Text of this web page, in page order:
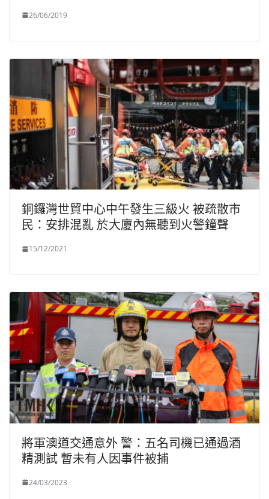
26/06/2019
銅鑼灣世貿中心中午發生三級火 被疏散市
民：安排混亂 於大廈內無聽到火警鐘聲
15/12/2021
將軍澳道交通意外 警：五名司機已通過酒
精測試 暫未有人因事件被捕
24/03/2023